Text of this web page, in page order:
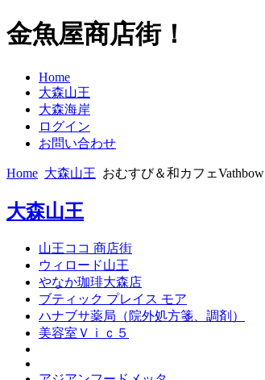
金魚屋商店街！
Home
大森山王
大森海岸
ログイン
お問い合わせ
Home 大森山王 おむすび＆和カフェVathbow
大森山王
山王ココ 商店街
ウィロード山王
やなか珈琲大森店
ブティック プレイス モア
ハナブサ薬局（院外処方箋、調剤）
美容室Ｖｉｃ５